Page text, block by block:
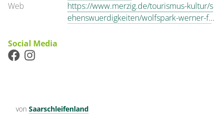
Web
https://www.merzig.de/tourismus-kultur/s
ehenswuerdigkeiten/wolfspark-werner-fr
Social Media
von Saarschleifenland